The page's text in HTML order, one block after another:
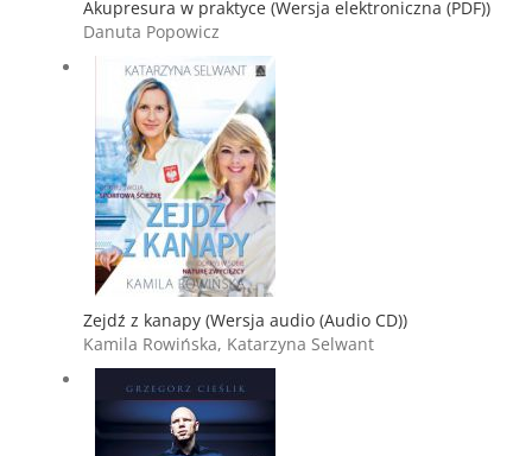
Akupresura w praktyce (Wersja elektroniczna (PDF))
Danuta Popowicz
Zejdź z kanapy (Wersja audio (Audio CD))
Kamila Rowińska, Katarzyna Selwant